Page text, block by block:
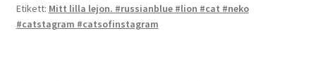
Etikett: Mitt lilla lejon. #russianblue #lion #cat #neko
#catstagram #catsofinstagram